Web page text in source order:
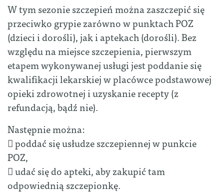
W tym sezonie szczepień można zaszczepić się
przeciwko grypie zarówno w punktach POZ
(dzieci i dorośli), jak i aptekach (dorośli). Bez
względu na miejsce szczepienia, pierwszym
etapem wykonywanej usługi jest poddanie się
kwalifikacji lekarskiej w placówce podstawowej
opieki zdrowotnej i uzyskanie recepty (z
refundacją, bądź nie).
Następnie można:
 poddać się usłudze szczepiennej w punkcie
POZ,
 udać się do apteki, aby zakupić tam
odpowiednią szczepionkę.